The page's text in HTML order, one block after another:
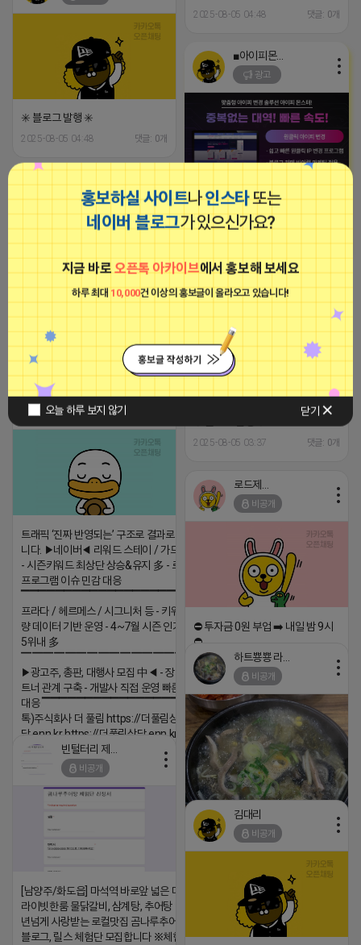
홍보하실 사이트나인스타또는
네이버 블로그가 있으신가요?
지금 바로오픈톡 아카이브에서 홍보해 보세요
하루 최대 10,000건 이상의 홍보글이 올라오고 있습니다!
오늘 하루 보지 않기 닫기
2025-08-05 04:48 댓글: 0개
✳️ 블로그 발행 ✳️
2025-08-05 04:48 댓글: 0개
■아이피몬스터■
광고
[아이피몬스터] 전국 최저가 마케팅
용 KT아이피서비스!!
정동주
비공개
✳️ 블로그 발행 ✳️
비공개
2025-08-05 03:37 댓글: 0개
티비 보는 라이언
비공개
트래픽 ‘진짜 반영되는’ 구조로 결과로 보여드립
니다. ▶네이버◀ 리워드 스테이 / 가드 / 자몽 등
- 시즌키워드 최상단 상승&유지 多 - 로직변화,
프로그램 이슈 민감 대응
▔▔▔▔▔▔▔▔▔▔▔▔▔▔▔▔▔▔ ▶쿠팡◀
프라다 / 헤르메스 / 시그니처 등 - 키워드 검색
량 데이터 기반 운영 - 4~7월 시즌 인기 키워드
5위내 多
▔▔▔▔▔▔▔▔▔▔▔▔▔▔▔▔▔▔
▶광고주, 총판, 대행사 모집 中◀ - 장기 협업 파
트너 관계 구축 - 개발사 직접 운영 빠른 피드백
대응 ▔▔▔▔▔▔▔▔▔▔▔▔▔▔▔▔▔▔ (카
톡)주식회사 더 풀림 https://더풀림상
담.enn.kr https://더풀림상담.enn.kr
2026-04-18 17:26
비공개
⛔️ 투자금 0원 부업 ➡️ 내일 밤 9시
⛔️
2026-04-18 17:23
하트뿅뿅 라이언
비공개
https://m.blog.naver.com/
2026-04-18 17:23
비공개
[남양주/화도읍] 마석역 바로앞 넓은 매장과, 프
라이빗한룸 물닭갈비, 삼계탕, 추어탕 맛집 10
년넘게 사랑받는 로컬맛집 곰나루추어탕에서
블로그, 릴스 체험단 모집합니다 ※체험메뉴※
김대리
비공개